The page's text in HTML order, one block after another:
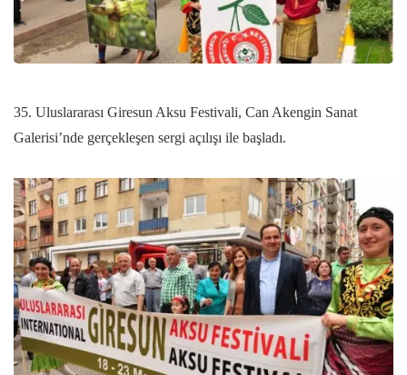
35. Uluslararası Giresun Aksu Festivali, Can Akengin Sanat
Galerisi’nde gerçekleşen sergi açılışı ile başladı.